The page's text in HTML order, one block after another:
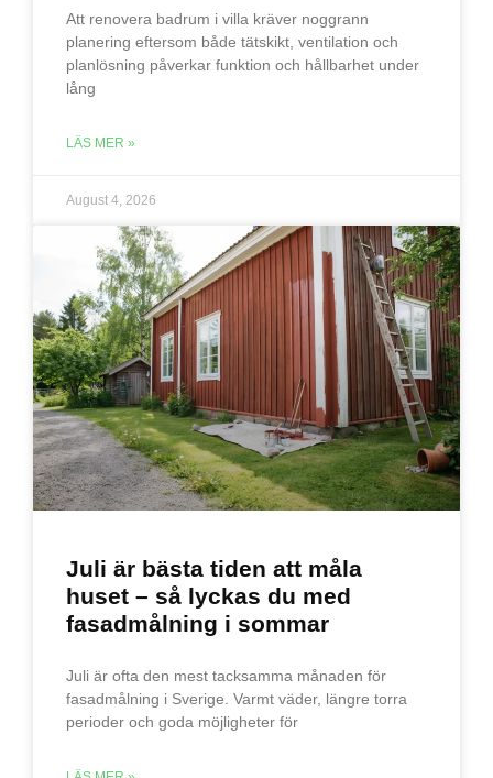
Att renovera badrum i villa kräver noggrann
planering eftersom både tätskikt, ventilation och
planlösning påverkar funktion och hållbarhet under
lång
LÄS MER »
August 4, 2026
Juli är bästa tiden att måla
huset – så lyckas du med
fasadmålning i sommar
Juli är ofta den mest tacksamma månaden för
fasadmålning i Sverige. Varmt väder, längre torra
perioder och goda möjligheter för